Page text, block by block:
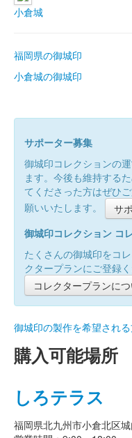
小倉城
福岡県の御城印
小倉城の御城印
サポーター募集
御城印コレクションの
ます。今後も維持する
てくださった方はぜひ
願いいたします。
サ
御城印コレクション コ
たくさんの御城印をコ
クタープランにご登録く
コレクタープランに
御城印の製作を希望され
購入可能場所
しろテラス
福岡県北九州市小倉北区